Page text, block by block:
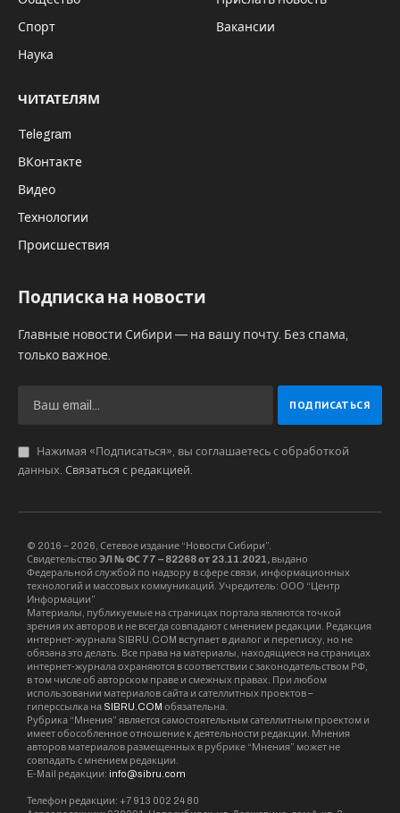
Спорт
Наука
Вакансии
ЧИТАТЕЛЯМ
Telegram
ВКонтакте
Видео
Технологии
Происшествия
Подписка на новости
Главные новости Сибири — на вашу почту. Без спама,
только важное.
Нажимая «Подписаться», вы соглашаетесь с обработкой
данных. Связаться с редакцией.
© 2016 – 2026, Сетевое издание “Новости Сибири”.
Свидетельство ЭЛ № ФС 77 – 82268 от 23.11.2021, выдано
Федеральной службой по надзору в сфере связи, информационных
технологий и массовых коммуникаций. Учредитель: ООО “Центр
Информации”
Материалы, публикуемые на страницах портала являются точкой
зрения их авторов и не всегда совпадают с мнением редакции. Редакция
интернет-журнала SIBRU.COM вступает в диалог и переписку, но не
обязана это делать. Все права на материалы, находящиеся на страницах
интернет-журнала охраняются в соответствии с законодательством РФ,
в том числе об авторском праве и смежных правах. При любом
использовании материалов сайта и сателлитных проектов –
гиперссылка на SIBRU.COM обязательна.
Рубрика “Мнения” является самостоятельным сателлитным проектом и
имеет обособленное отношение к деятельности редакции. Мнения
авторов материалов размещенных в рубрике “Мнения” может не
совпадать с мнением редакции.
E-Mail редакции: info@sibru.com
Телефон редакции: +7 913 002 24 80